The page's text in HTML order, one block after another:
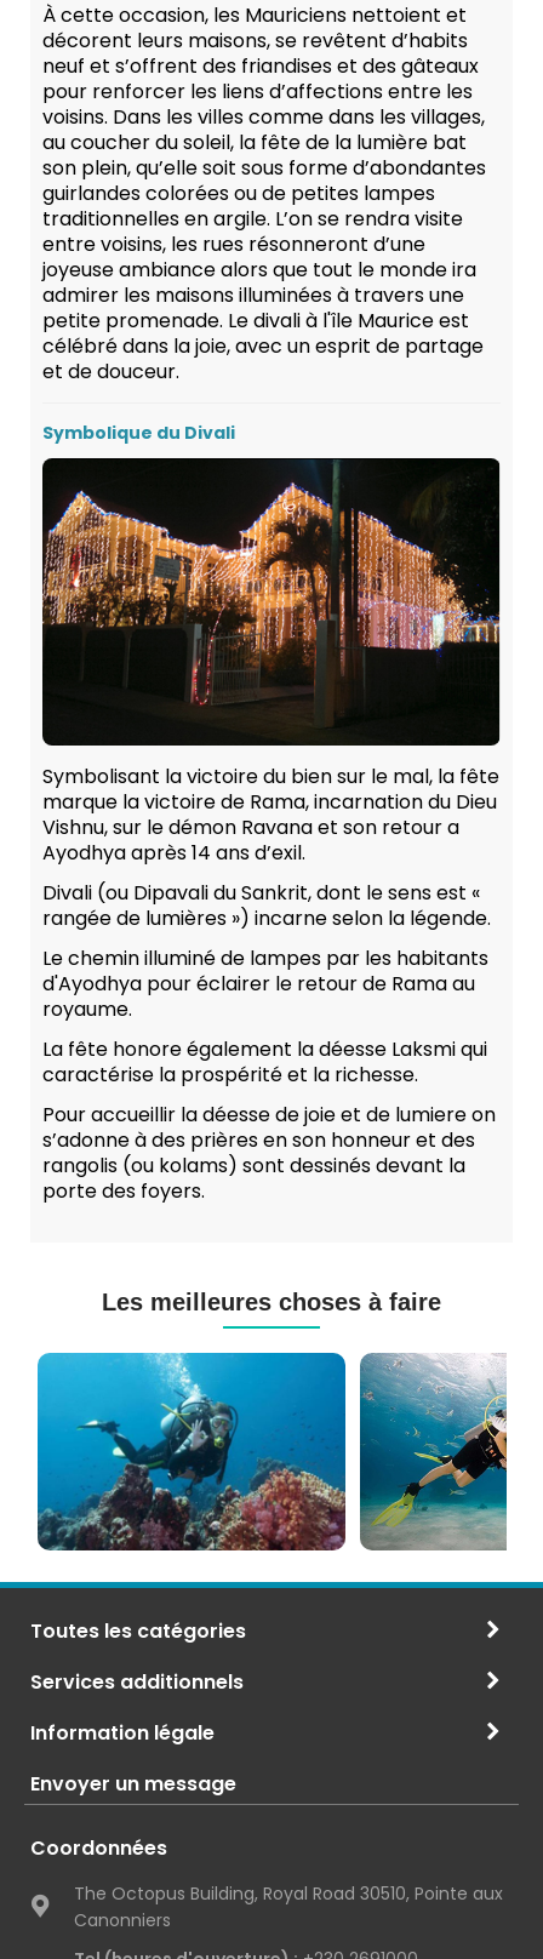
À cette occasion, les Mauriciens nettoient et
décorent leurs maisons, se revêtent d’habits
neuf et s’offrent des friandises et des gâteaux
pour renforcer les liens d’affections entre les
voisins. Dans les villes comme dans les villages,
au coucher du soleil, la fête de la lumière bat
son plein, qu’elle soit sous forme d’abondantes
guirlandes colorées ou de petites lampes
traditionnelles en argile. L’on se rendra visite
entre voisins, les rues résonneront d’une
joyeuse ambiance alors que tout le monde ira
admirer les maisons illuminées à travers une
petite promenade. Le divali à l'île Maurice est
célébré dans la joie, avec un esprit de partage
et de douceur.
Symbolique du Divali
Symbolisant la victoire du bien sur le mal, la fête
marque la victoire de Rama, incarnation du Dieu
Vishnu, sur le démon Ravana et son retour a
Ayodhya après 14 ans d’exil.
Divali (ou Dipavali du Sankrit, dont le sens est «
rangée de lumières ») incarne selon la légende.
Le chemin illuminé de lampes par les habitants
d'Ayodhya pour éclairer le retour de Rama au
royaume.
La fête honore également la déesse Laksmi qui
caractérise la prospérité et la richesse.
Pour accueillir la déesse de joie et de lumiere on
s’adonne à des prières en son honneur et des
rangolis (ou kolams) sont dessinés devant la
porte des foyers.
Les meilleures choses à faire
de
Sous-
marine
à
Maurice
Toutes les catégories
Services additionnels
Information légale
Envoyer un message
Coordonnées
The Octopus Building, Royal Road 30510, Pointe aux
Canonniers